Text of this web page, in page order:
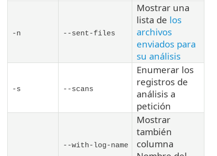
-n --sent-files
Mostrar una
lista de los
archivos
enviados para
su análisis
-s --scans
Enumerar los
registros de
análisis a
petición
--with-log-name
Mostrar
también
columna